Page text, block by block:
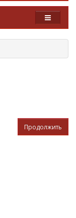
Продолжить